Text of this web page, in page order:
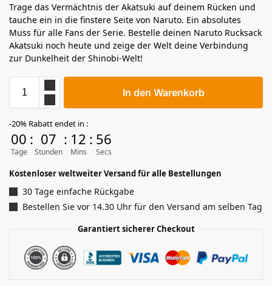
Trage das Vermächtnis der Akatsuki auf deinem Rücken und
tauche ein in die finstere Seite von Naruto. Ein absolutes
Muss für alle Fans der Serie. Bestelle deinen Naruto Rucksack
Akatsuki noch heute und zeige der Welt deine Verbindung
zur Dunkelheit der Shinobi-Welt!
In den Warenkorb
-20% Rabatt endet in :
00
Tage
: 07
Stunden
: 12
Mins
: 56
Secs
Kostenloser weltweiter Versand für alle Bestellungen
30 Tage einfache Rückgabe
Bestellen Sie vor 14.30 Uhr für den Versand am selben Tag
Garantiert sicherer Checkout